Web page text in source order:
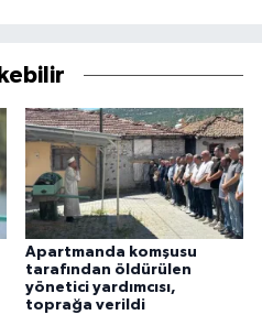
Apartmanda komşusu
tarafından öldürülen
yönetici yardımcısı,
toprağa verildi